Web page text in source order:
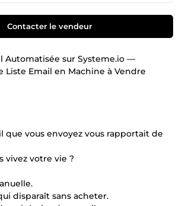
Contacter le vendeur
Automatisée sur Systeme.io —
Liste Email en Machine à Vendre
que vous envoyez vous rapportait de
vivez votre vie ?
disparaît sans acheter.